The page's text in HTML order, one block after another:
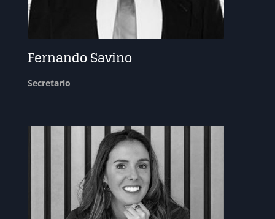
Fernando Savino
Secretario